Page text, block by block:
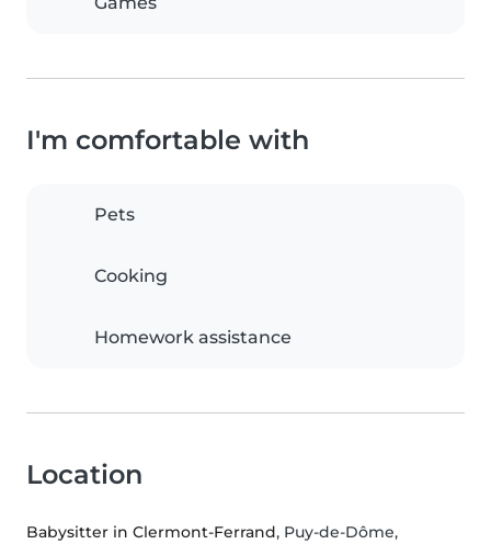
I'm comfortable with
Pets
Cooking
Homework assistance
Location
Babysitter in Clermont-Ferrand, Puy-de-Dôme,